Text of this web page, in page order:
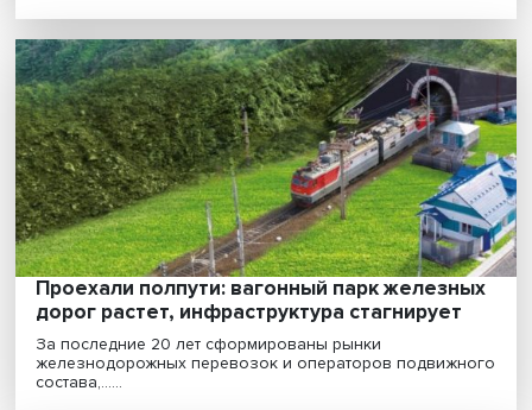
«Децифровизация и живое общение
элитным трендом в сфере социального
взаимодействия»
Развитие цифровых технологий, открывая новые
возможности, порождает и новые страхи. Люди ждут